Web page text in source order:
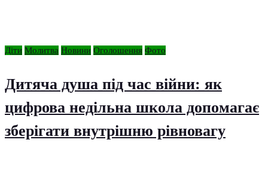
Діти Молитва Новини Оголошення Фото
Дитяча душа під час війни: як
цифрова недільна школа допомагає
зберігати внутрішню рівновагу